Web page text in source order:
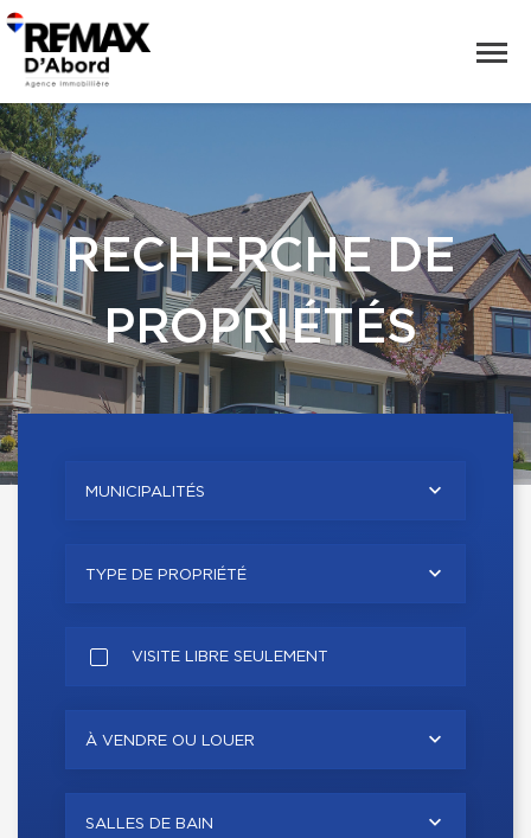
RECHERCHE DE
PROPRIÉTÉS
MUNICIPALITÉS
TYPE DE PROPRIÉTÉ
VISITE LIBRE SEULEMENT
À VENDRE OU LOUER
SALLES DE BAIN